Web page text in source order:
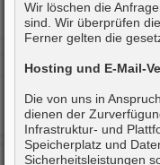
Wir löschen die
sind. Wir überprüfen
Ferner gelten die
Hosting und E-Mail-
Die von uns in
dienen der
Infrastruktur- und
Speicherplatz und
Sicherheitsleistungen